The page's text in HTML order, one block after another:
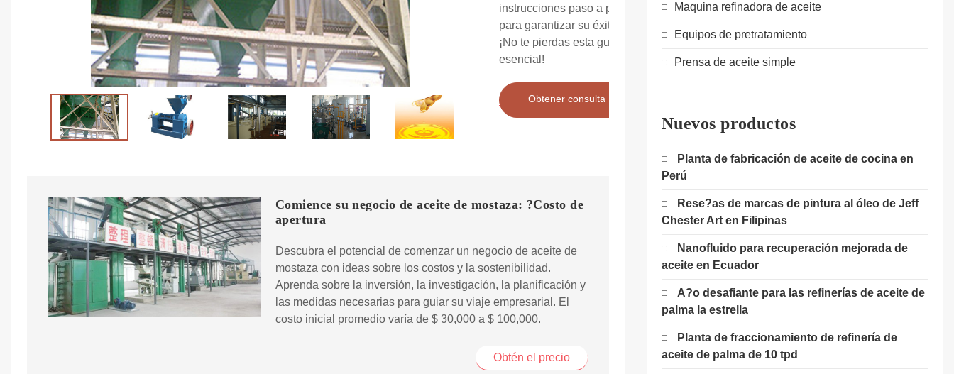
instrucciones paso a paso
para garantizar su éxito.
¡No te pierdas esta guía
esencial!
Obtener consulta
Comience su negocio de aceite de mostaza: ?Costo de
apertura
Descubra el potencial de comenzar un negocio de aceite de
mostaza con ideas sobre los costos y la sostenibilidad.
Aprenda sobre la inversión, la investigación, la planificación y
las medidas necesarias para guiar su viaje empresarial. El
costo inicial promedio varía de $ 30,000 a $ 100,000.
Obtén el precio
Maquina refinadora de aceite
Equipos de pretratamiento
Prensa de aceite simple
Nuevos productos
Planta de fabricación de aceite de cocina en
Perú
Rese?as de marcas de pintura al óleo de Jeff
Chester Art en Filipinas
Nanofluido para recuperación mejorada de
aceite en Ecuador
A?o desafiante para las refinerías de aceite de
palma la estrella
Planta de fraccionamiento de refinería de
aceite de palma de 10 tpd